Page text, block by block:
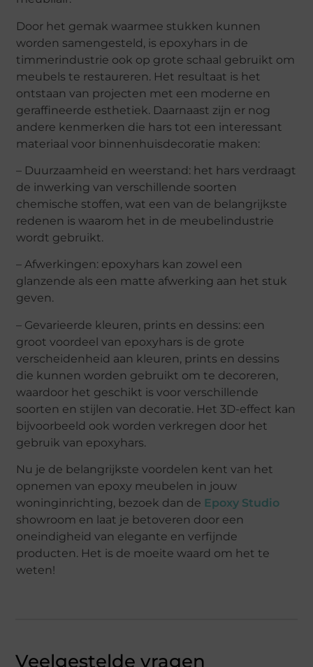
Door het gemak waarmee stukken kunnen
worden samengesteld, is epoxyhars in de
timmerindustrie ook op grote schaal gebruikt om
meubels te restaureren. Het resultaat is het
ontstaan van projecten met een moderne en
geraffineerde esthetiek. Daarnaast zijn er nog
andere kenmerken die hars tot een interessant
materiaal voor binnenhuisdecoratie maken:
– Duurzaamheid en weerstand: het hars verdraagt
de inwerking van verschillende soorten
chemische stoffen, wat een van de belangrijkste
redenen is waarom het in de meubelindustrie
wordt gebruikt.
– Afwerkingen: epoxyhars kan zowel een
glanzende als een matte afwerking aan het stuk
geven.
– Gevarieerde kleuren, prints en dessins: een
groot voordeel van epoxyhars is de grote
verscheidenheid aan kleuren, prints en dessins
die kunnen worden gebruikt om te decoreren,
waardoor het geschikt is voor verschillende
soorten en stijlen van decoratie. Het 3D-effect kan
bijvoorbeeld ook worden verkregen door het
gebruik van epoxyhars.
Nu je de belangrijkste voordelen kent van het
opnemen van epoxy meubelen in jouw
woninginrichting, bezoek dan de Epoxy Studio
showroom en laat je betoveren door een
oneindigheid van elegante en verfijnde
producten. Het is de moeite waard om het te
weten!
Veelgestelde vragen